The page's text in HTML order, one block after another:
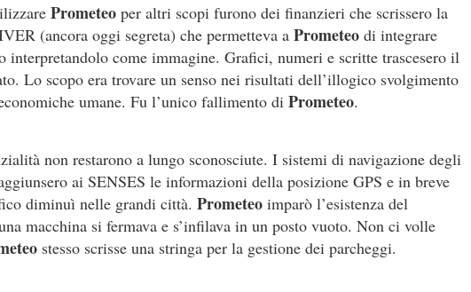
Prometeo per altri scopi furono dei finanzieri che scrissero la
(ancora oggi segreta) che permetteva a Prometeo di integrare
interpretandolo come immagine. Grafici, numeri e scritte trascesero il
Lo scopo era trovare un senso nei risultati dell’illogico svolgimento
umane. Fu l’unico fallimento di Prometeo.
non restarono a lungo sconosciute. I sistemi di navigazione degli
ai SENSES le informazioni della posizione GPS e in breve
diminuì nelle grandi città. Prometeo imparò l’esistenza del
macchina si fermava e s’infilava in un posto vuoto. Non ci volle
stesso scrisse una stringa per la gestione dei parcheggi.